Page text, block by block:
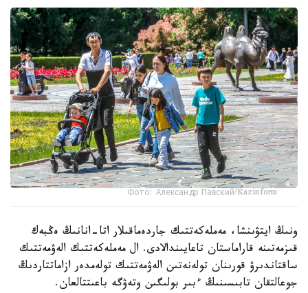
Фото: Александр Павский/Kazinform
ونىڭ ايتۋىنشا، مەملەكەتتىك جاردەماقىلار اتا-انانىڭ ەڭبەك
قىزمەتىنە قاراماستان تاعايىندالادى. ال مەملەكەتتىك الەۋمەتتىك
ساقتاندىرۋ قورىنان تولەنەتىن الەۋمەتتىك تولەمدەر ازاماتتاردىڭ
جوعالتقان تابىسىنىڭ ءبىر بولىگىن وتەۋگە باعىتتالعان.